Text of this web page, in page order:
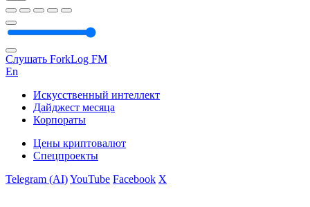
Слушать ForkLog FM
En
Искусственный интеллект
Дайджест месяца
Корпораты
Цены криптовалют
Спецпроекты
Telegram (AI)YouTube Facebook X